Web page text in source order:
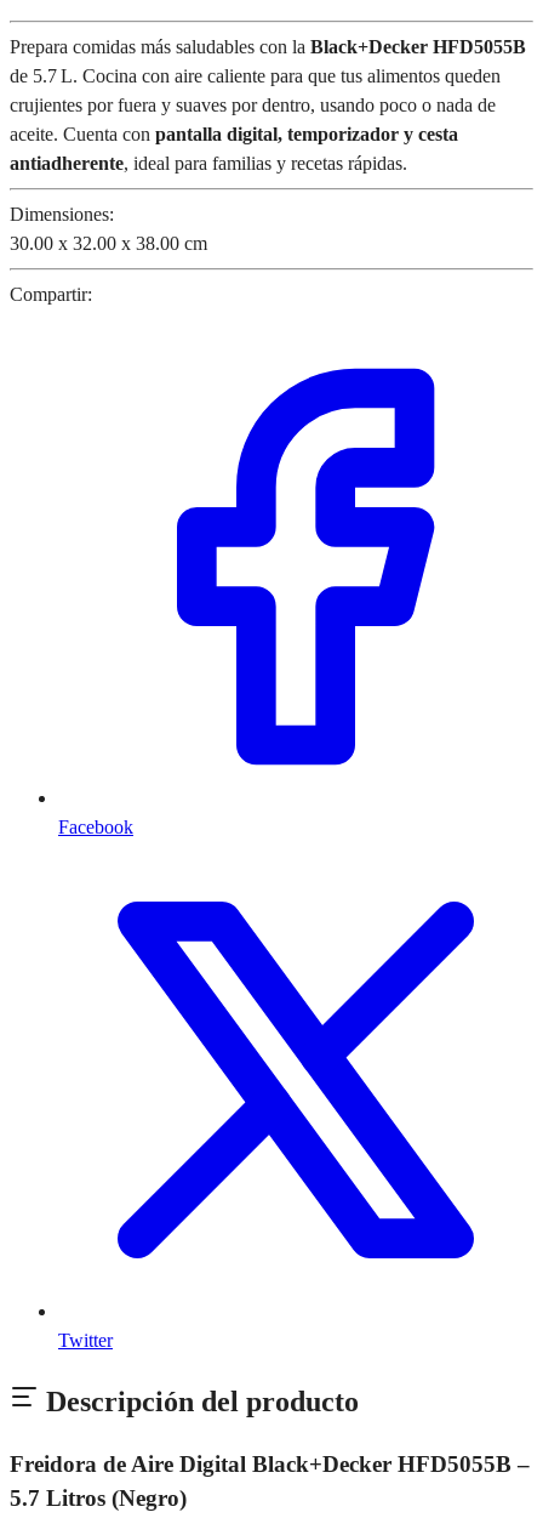
Prepara comidas más saludables con la Black+Decker HFD5055B
de 5.7 L. Cocina con aire caliente para que tus alimentos queden
crujientes por fuera y suaves por dentro, usando poco o nada de
aceite. Cuenta con pantalla digital, temporizador y cesta
antiadherente, ideal para familias y recetas rápidas.
Dimensiones:
30.00 x 32.00 x 38.00 cm
Compartir:
Facebook
Twitter
Descripción del producto
Freidora de Aire Digital Black+Decker HFD5055B –
5.7 Litros (Negro)